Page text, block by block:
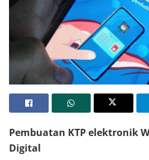
Pembuatan KTP elektronik
Digital